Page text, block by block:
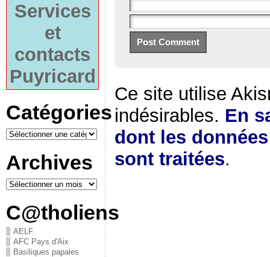
Services
et
contacts
Puyricard
Catégories
Archives
C@tholiens
AELF
AFC Pays d'Aix
Basiliques papales
Ce site utilise
indésirables. En
dont les
sont traitées.